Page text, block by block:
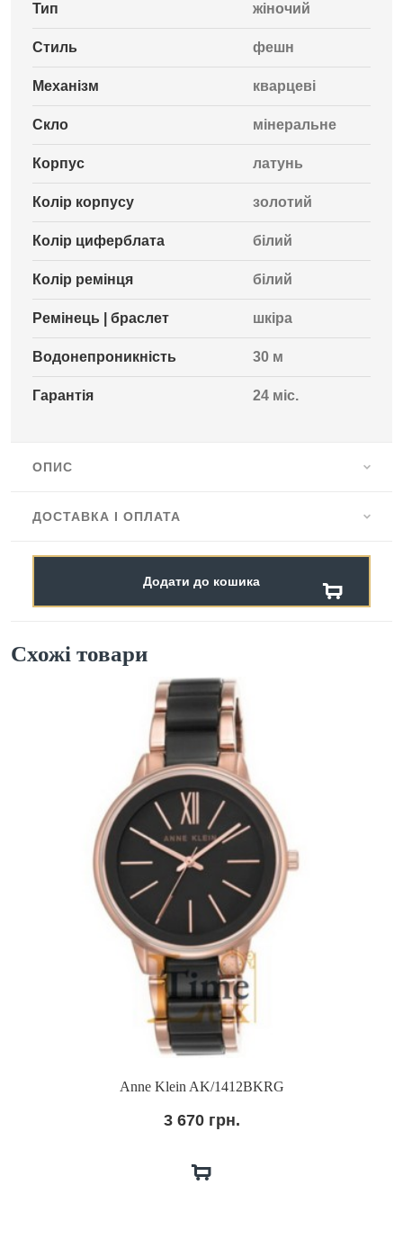
Тип жіночий
Стиль фешн
Механізм кварцеві
Скло мінеральне
Корпус латунь
Колір корпусу золотий
Колір циферблата білий
Колір ремінця білий
Ремінець | браслет шкіра
Водонепроникність 30 м
Гарантія 24 міс.
ОПИС
ДОСТАВКА І ОПЛАТА
Додати до кошика
Схожі товари
Anne Klein AK/1412BKRG
3 670 грн.